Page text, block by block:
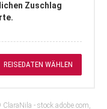
Zuschlag
REISEDATEN WÄHLEN
- stock.adobe.com,